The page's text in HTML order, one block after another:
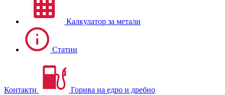
Калкулатор за метали
Статии
Контакти Горива на едро и дребно